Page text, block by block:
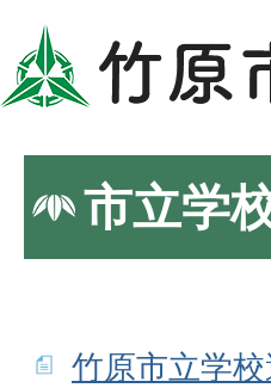
市立学
竹原市立学